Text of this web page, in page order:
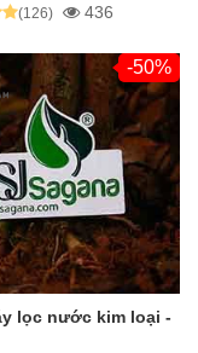
(126) 436
-50%
lọc nước kim loại -